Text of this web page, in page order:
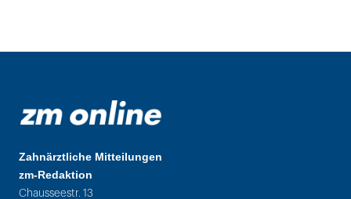
Zahnärztliche Mitteilungen
zm-Redaktion
Chausseestr. 13